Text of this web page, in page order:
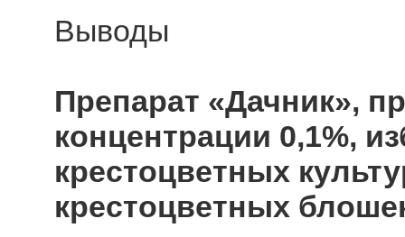
Выводы
Препарат «Дачник»,
концентрации 0,1%,
крестоцветных
крестоцветных